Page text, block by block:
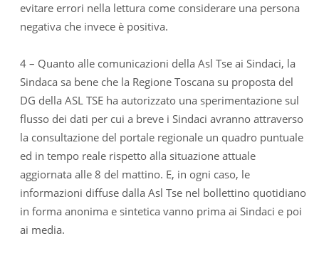
evitare errori nella lettura come considerare una persona
negativa che invece è positiva.
4 – Quanto alle comunicazioni della Asl Tse ai Sindaci, la
Sindaca sa bene che la Regione Toscana su proposta del
DG della ASL TSE ha autorizzato una sperimentazione sul
flusso dei dati per cui a breve i Sindaci avranno attraverso
la consultazione del portale regionale un quadro puntuale
ed in tempo reale rispetto alla situazione attuale
aggiornata alle 8 del mattino. E, in ogni caso, le
informazioni diffuse dalla Asl Tse nel bollettino quotidiano
in forma anonima e sintetica vanno prima ai Sindaci e poi
ai media.